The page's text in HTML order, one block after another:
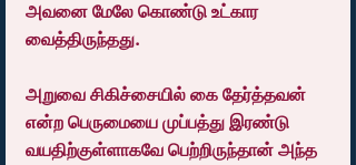
அவனை மேலே கொண்டு உட்கார
வைத்திருந்தது.
அறுவை சிகிச்சையில் கை தேர்த்தவன்
என்ற பெருமையை முப்பத்து இரண்டு
வயதிற்குள்ளாகவே பெற்றிருந்தான் அந்த